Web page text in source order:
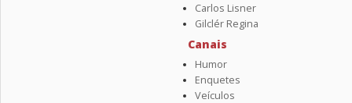
Carlos Lisner
Gilclér Regina
Canais
Humor
Enquetes
Veículos